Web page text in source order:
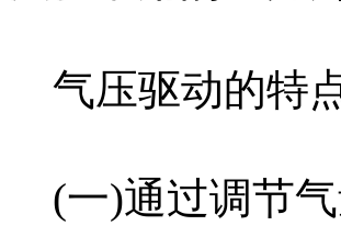
气压驱动的特
(一)通过调节